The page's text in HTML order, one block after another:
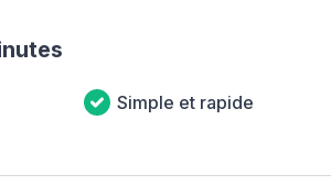
Simple et rapide